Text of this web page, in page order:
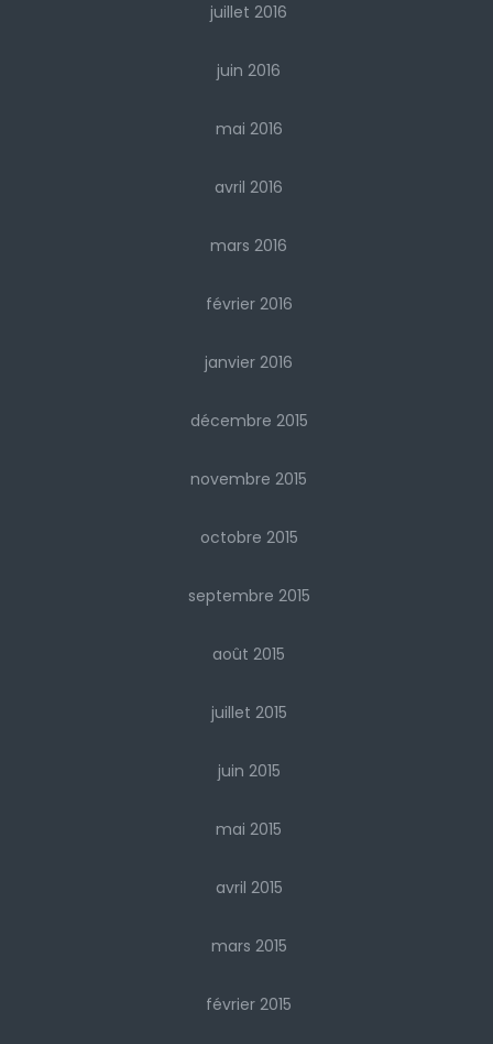
juillet 2016
juin 2016
mai 2016
avril 2016
mars 2016
février 2016
janvier 2016
décembre 2015
novembre 2015
octobre 2015
septembre 2015
août 2015
juillet 2015
juin 2015
mai 2015
avril 2015
mars 2015
février 2015